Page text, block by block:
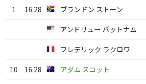
1 16:28 ブランドン ストーン
アンドリュー パットナム
フレデリック ラクロワ
10 16:28 アダム スコット